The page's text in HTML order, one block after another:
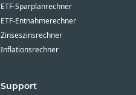
ETF-Sparplanrechner
ETF-Entnahmerechner
Zinseszinsrechner
Inflationsrechner
Support